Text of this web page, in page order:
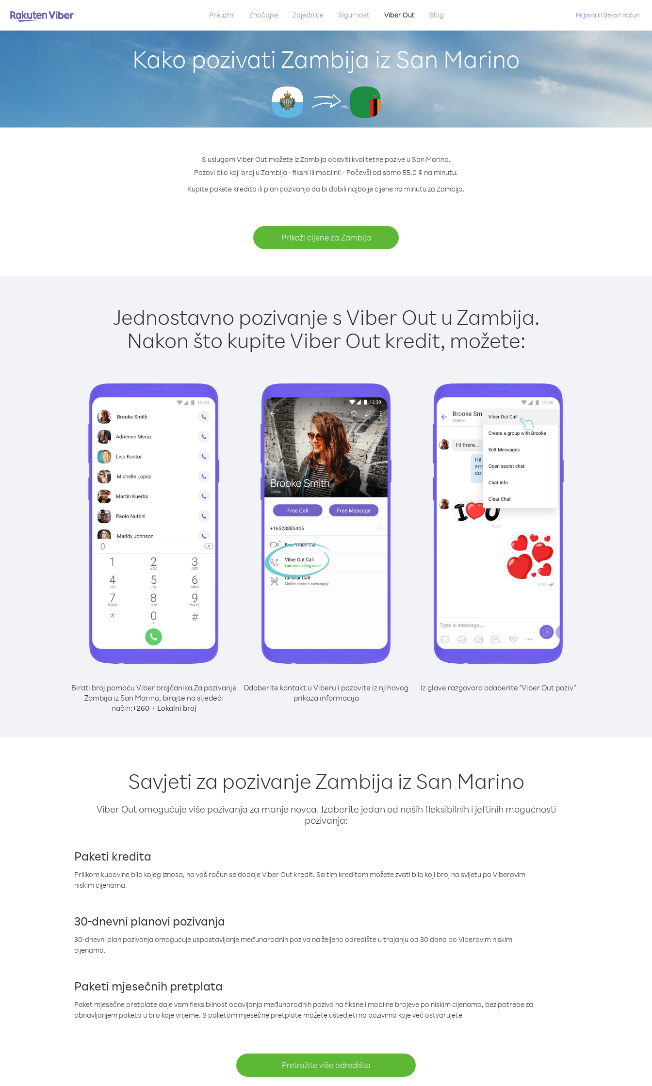
Preuzmi Značajke Zajednice Sigurnost Viber Out Blog Prijava ili Stvori račun
Kako pozivati Zambija iz San Marino
S uslugom Viber Out možete iz Zambija obaviti kvalitetne pozive u San Marino.
Pozovi bilo koji broj u Zambija - fiksni ili mobilni! - Počevši od samo 55.0 ¢ na minutu.
Kupite pakete kredita ili plan pozivanja da bi dobili najbolje cijene na minutu za Zambija.
Prikaži cijene za Zambija
Jednostavno pozivanje s Viber Out u Zambija.
Nakon što kupite Viber Out kredit, možete:
Birati broj pomoću Viber brojčanika.Za pozivanje
Zambija iz San Marino, birajte na sljedeći
način:+260+ Lokalni broj
Odaberite kontakt u Viberu i pozovite iz njihovog
prikaza informacija
Iz glave razgovora odaberite "Viber Out poziv"
Savjeti za pozivanje Zambija iz San Marino
Viber Out omogućuje više pozivanja za manje novca. Izaberite jedan od naših fleksibilnih i jeftinih mogućnosti
pozivanja:
Paketi kredita
Prilikom kupovine bilo kojeg iznosa, na vaš račun se dodaje Viber Out kredit. Sa tim kreditom možete zvati bilo koji broj na svijetu po Viberovim
niskim cijenama.
30-dnevni planovi pozivanja
30-dnevni plan pozivanja omogućuje uspostavljanje međunarodnih poziva na željeno odredište u trajanju od 30 dana po Viberovim niskim
cijenama.
Paketi mjesečnih pretplata
Paket mjesečne pretplate daje vam fleksibilnost obavljanja međunarodnih poziva na fiksne i mobilne brojeve po niskim cijenama, bez potrebe za
obnavljanjem paketa u bilo koje vrijeme. S paketom mjesečne pretplate možete uštedjeti na pozivima koje već ostvarujete
Pretražite više odredišta